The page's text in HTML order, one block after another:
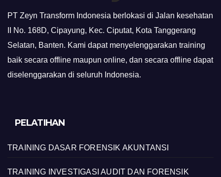
PT Zeyn Transform Indonesia berlokasi di Jalan kesehatan
II No. 168D, Cipayung, Kec. Ciputat, Kota Tanggerang
Selatan, Banten. Kami dapat menyelenggarakan training
baik secara offline maupun online, dan secara offline dapat
diselenggarakan di seluruh Indonesia.
PELATIHAN
TRAINING DASAR FORENSIK AKUNTANSI
TRAINING INVESTIGASI AUDIT DAN FORENSIK